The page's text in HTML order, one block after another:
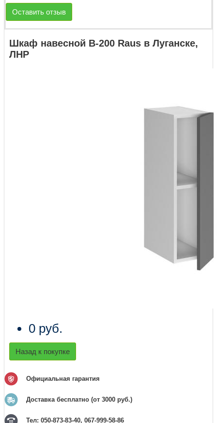
Оставить отзыв
Шкаф навесной В-200 Raus в Луганске,
ЛНР
0 руб.
Назад к покупке
Официальная гарантия
Доставка бесплатно (от 3000 руб.)
Тел: 050-873-83-40, 067-999-58-86